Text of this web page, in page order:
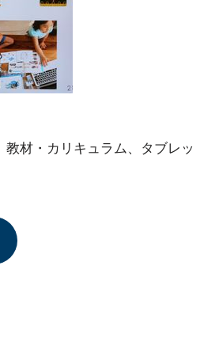
材・カリキュラム、タブレッ